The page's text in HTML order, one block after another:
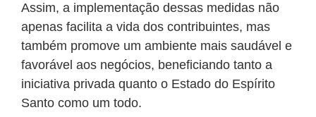
Assim, a implementação dessas medidas não
apenas facilita a vida dos contribuintes, mas
também promove um ambiente mais saudável e
favorável aos negócios, beneficiando tanto a
iniciativa privada quanto o Estado do Espírito
Santo como um todo.